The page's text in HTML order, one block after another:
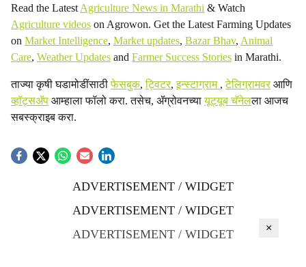
Read the Latest Agriculture News in Marathi & Watch
Agriculture videos on Agrowon. Get the Latest Farming Updates
on Market Intelligence, Market updates, Bazar Bhav, Animal
Care, Weather Updates and Farmer Success Stories in Marathi.
ताज्या कृषी घडामोडींसाठीफेसबुक,ट्विटर,इन्स्टाग्राम ,टेलिग्रामवरआणि
व्हॉट्सॲप आम्हाला फॉलो करा. तसेच, ॲग्रोवनच्यायूट्यूब चॅनेलला आजच
सबस्क्राइब करा.
ADVERTISEMENT / WIDGET
ADVERTISEMENT / WIDGET
ADVERTISEMENT / WIDGET
×